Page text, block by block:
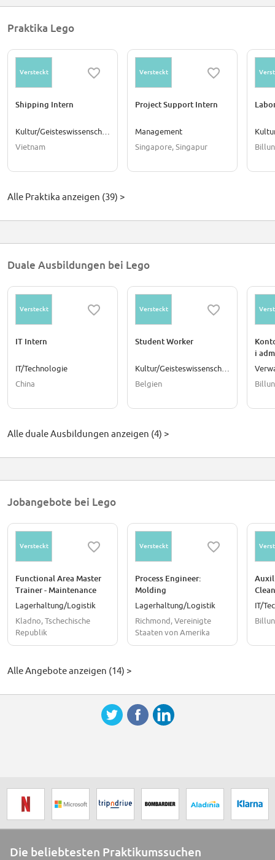
Praktika Lego
Versteckt
Shipping Intern
Vietnam
Versteckt
Project Support Intern
Management
Singapore, Singapur
Alle Praktika anzeigen (39) >
Duale Ausbildungen bei Lego
Versteckt
IT Intern
IT/Technologie
China
Versteckt
Student Worker
Belgien
i
Alle duale Ausbildungen anzeigen (4) >
Jobangebote bei Lego
Versteckt
Functional Area Master
Trainer - Maintenance
Lagerhaltung/Logistik
Kladno, Tschechische
Republik
Versteckt
Process Engineer:
Molding
Lagerhaltung/Logistik
Richmond, Vereinigte
Staaten von Amerika
IT/
Alle Angebote anzeigen (14) >
Die beliebtesten Praktikumssuchen